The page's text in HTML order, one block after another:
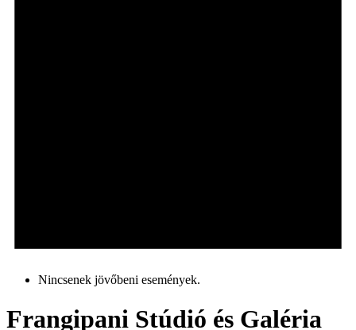
Nincsenek jövőbeni események.
Frangipani Stúdió és Galéria